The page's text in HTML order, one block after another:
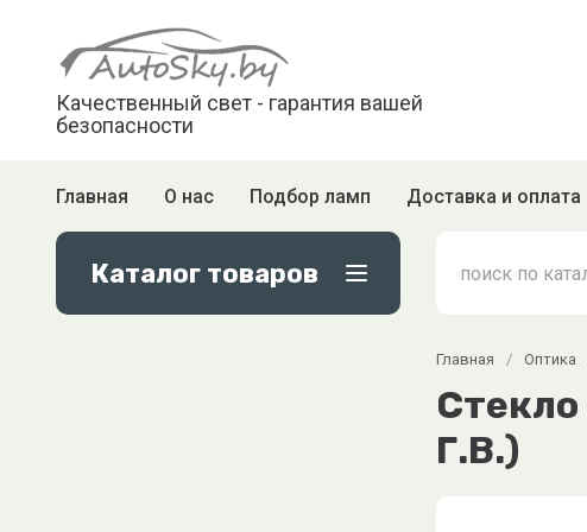
Качественный свет - гарантия вашей
безопасности
Главная О нас Подбор ламп Доставка и оплата
Каталог товаров
Главная / Оптика
Стекло
Г.В.)